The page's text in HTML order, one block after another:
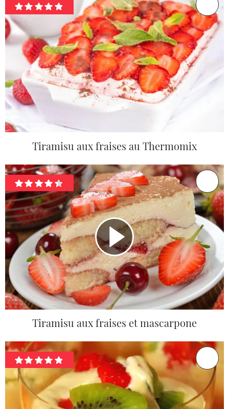
Tiramisu aux fraises au Thermomix
Tiramisu aux fraises et mascarpone